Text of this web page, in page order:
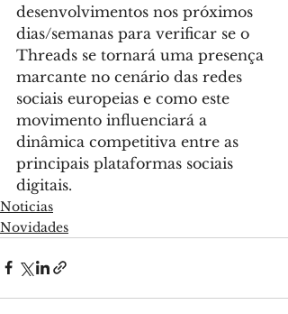
desenvolvimentos nos próximos
dias/semanas para verificar se o
Threads se tornará uma presença
marcante no cenário das redes
sociais europeias e como este
movimento influenciará a
dinâmica competitiva entre as
principais plataformas sociais
digitais.
Noticias
Novidades